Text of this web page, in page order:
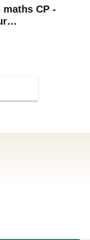
CP -